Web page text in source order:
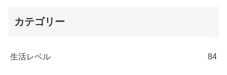
カテゴリー
生活レベル 84